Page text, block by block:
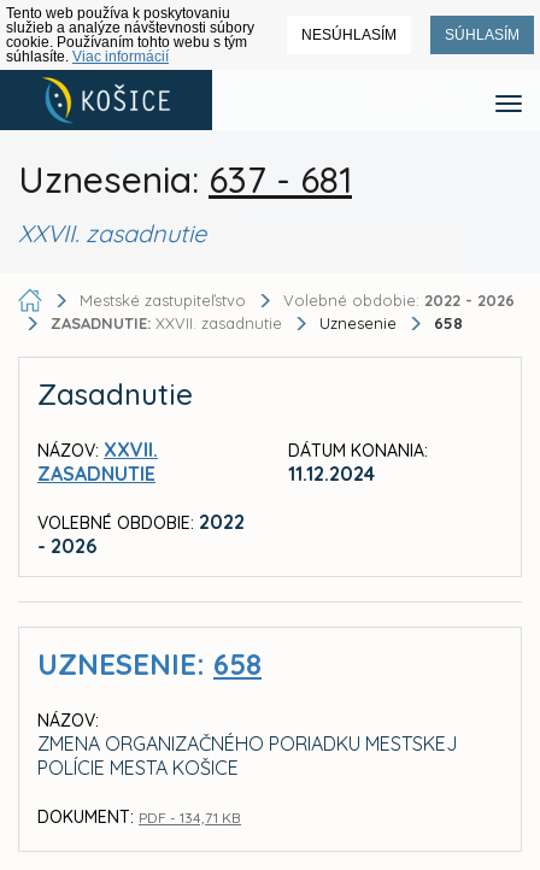
Tento web používa k poskytovaniu
služieb a analýze návštevnosti súbory
cookie. Používaním tohto webu s tým
súhlasíte. Viac informácií
NESÚHLASÍM SÚHLASÍM
Uznesenia: 637 - 681
XXVII. zasadnutie
Mestské zastupiteľstvo Volebné obdobie: 2022 - 2026
ZASADNUTIE: XXVII. zasadnutie Uznesenie 658
Zasadnutie
NÁZOV: XXVII.
ZASADNUTIE
VOLEBNÉ OBDOBIE: 2022
- 2026
DÁTUM KONANIA:
11.12.2024
UZNESENIE: 658
NÁZOV:
ZMENA ORGANIZAČNÉHO PORIADKU MESTSKEJ
POLÍCIE MESTA KOŠICE
DOKUMENT: PDF - 134,71 KB